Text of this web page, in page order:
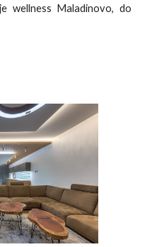
wellness Maladinovo, do